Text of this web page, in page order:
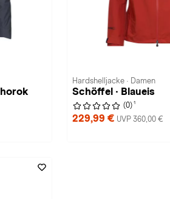
Hardshelljacke · Damen
Schöffel · Blaueis
(0) 1
229,99 € UVP 360,00 €